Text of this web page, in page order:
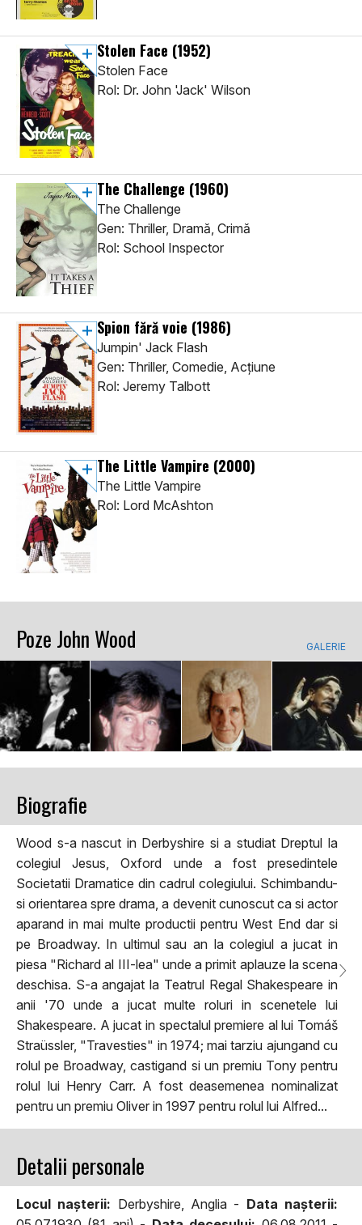
Stolen Face (1952)
Stolen Face
Rol: Dr. John 'Jack' Wilson
The Challenge (1960)
The Challenge
Gen: Thriller, Dramă, Crimă
Rol: School Inspector
Spion fără voie (1986)
Jumpin' Jack Flash
Gen: Thriller, Comedie, Acţiune
Rol: Jeremy Talbott
The Little Vampire (2000)
The Little Vampire
Rol: Lord McAshton
Poze John Wood GALERIE
Biografie
Wood s-a nascut in Derbyshire si a studiat Dreptul la
colegiul Jesus, Oxford unde a fost presedintele
Societatii Dramatice din cadrul colegiului. Schimbandu-
si orientarea spre drama, a devenit cunoscut ca si actor
aparand in mai multe productii pentru West End dar si
pe Broadway. In ultimul sau an la colegiul a jucat in
piesa "Richard al III-lea" unde a primit aplauze la scena
deschisa. S-a angajat la Teatrul Regal Shakespeare in
anii '70 unde a jucat multe roluri in scenetele lui
Shakespeare. A jucat in spectalul premiere al lui Tomáš
Straüssler, "Travesties" in 1974; mai tarziu ajungand cu
rolul pe Broadway, castigand si un premiu Tony pentru
rolul lui Henry Carr. A fost deasemenea nominalizat
pentru un premiu Oliver in 1997 pentru rolul lui Alfred...
Detalii personale
Locul naşterii: Derbyshire, Anglia - Data naşterii: